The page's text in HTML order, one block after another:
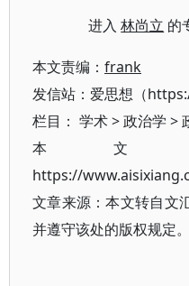
进入林尚立 的
本文责编： frank
发信站：爱思想（
栏目： 学术>政治学 >
本文
https://
文章来源：本文转自文
并遵守该处的版权规定。